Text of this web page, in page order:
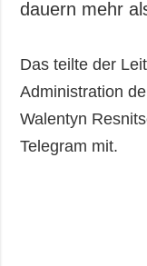
Militär
Sport
Kriminalität
Notstand und
Notfälle
dauern mehr
Das teilte der
Administration
Walentyn
Telegram mit.